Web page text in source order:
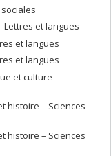
Lettres et langues
et langues
et langues
et culture
histoire – Sciences
histoire – Sciences